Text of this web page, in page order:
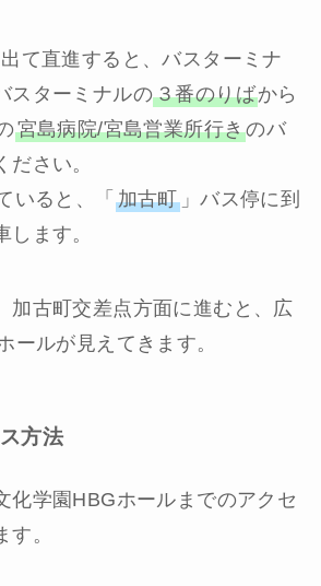
て直進すると、バスターミナ
スターミナルの３番のりばから
宮島病院/宮島営業所行きのバ
ださい。
いると、「 加古町」バス停に到
ます。
加古町交差点方面に進むと、広
ールが見えてきます。
方法
化学園HBGホールまでのアクセ
。